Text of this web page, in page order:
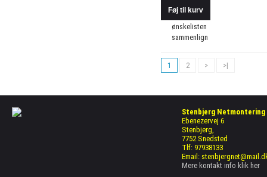
ønskelisten
sammenlign
1 2 > >|
Stenbjerg Netmontering
Ebenezervej 6
Stenbjerg,
7752 Snedsted
Tlf: 97938133
Email:
Mere kontakt info klik her